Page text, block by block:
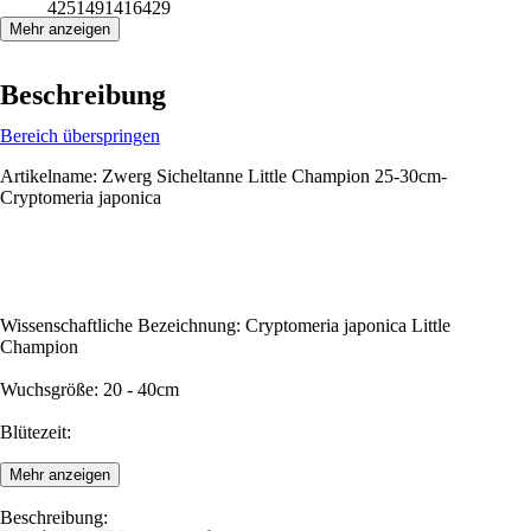
4251491416429
Mehr anzeigen
Beschreibung
Bereich überspringen
Artikelname: Zwerg Sicheltanne Little Champion 25-30cm-
Cryptomeria japonica
Wissenschaftliche Bezeichnung: Cryptomeria japonica Little
Champion
Wuchsgröße: 20 - 40cm
Blütezeit:
Beschreibung:
Mehr anzeigen